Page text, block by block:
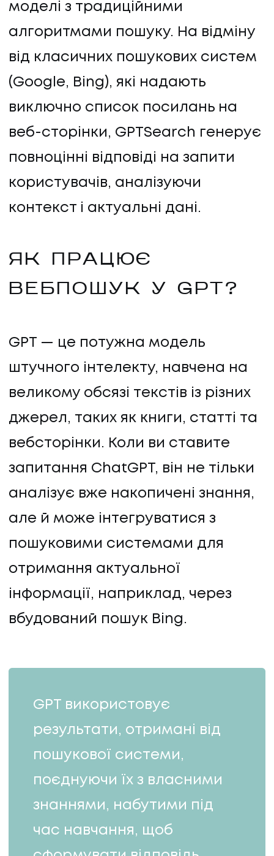
моделі з традиційними
алгоритмами пошуку. На відміну
від класичних пошукових систем
(Google, Bing), які надають
виключно список посилань на
веб-сторінки, GPTSearch генерує
повноцінні відповіді на запити
користувачів, аналізуючи
контекст і актуальні дані.
ЯК ПРАЦЮЄ
ВЕБПОШУК У GPT?
GPT — це потужна модель
штучного інтелекту, навчена на
великому обсязі текстів із різних
джерел, таких як книги, статті та
вебсторінки. Коли ви ставите
запитання ChatGPT, він не тільки
аналізує вже накопичені знання,
але й може інтегруватися з
пошуковими системами для
отримання актуальної
інформації, наприклад, через
вбудований пошук Bing.
GPT використовує
результати, отримані від
пошукової системи,
поєднуючи їх з власними
знаннями, набутими під
час навчання, щоб
ПОСЛУГИ
ПОСЛУГИ
КЕЙСИ
КЕЙСИ
ПРО НАС